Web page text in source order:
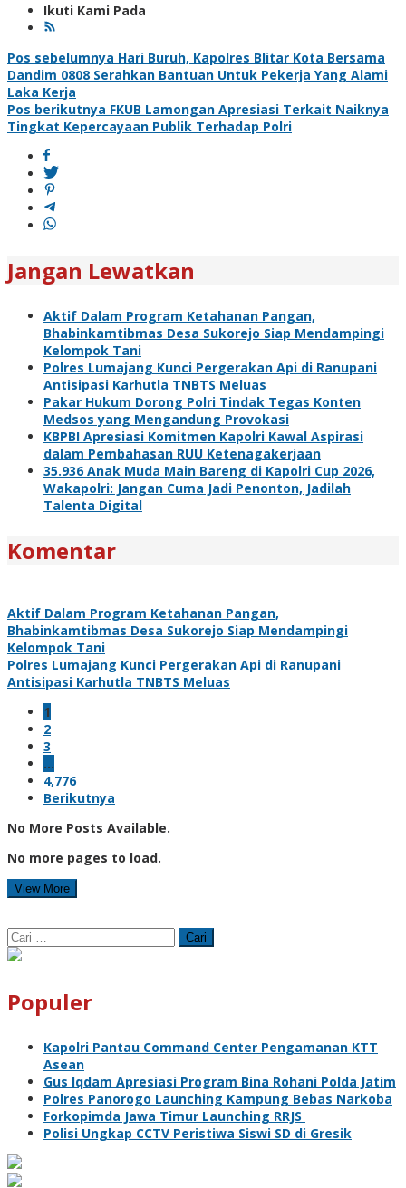
Ikuti Kami Pada
Navigasi
pos
Pos sebelumnya Hari Buruh, Kapolres Blitar Kota Bersama
Dandim 0808 Serahkan Bantuan Untuk Pekerja Yang Alami
Laka Kerja
Pos berikutnya FKUB Lamongan Apresiasi Terkait Naiknya
Tingkat Kepercayaan Publik Terhadap Polri
Jangan Lewatkan
Aktif Dalam Program Ketahanan Pangan,
Bhabinkamtibmas Desa Sukorejo Siap Mendampingi
Kelompok Tani
Polres Lumajang Kunci Pergerakan Api di Ranupani
Antisipasi Karhutla TNBTS Meluas
Pakar Hukum Dorong Polri Tindak Tegas Konten
Medsos yang Mengandung Provokasi
KBPBI Apresiasi Komitmen Kapolri Kawal Aspirasi
dalam Pembahasan RUU Ketenagakerjaan
35.936 Anak Muda Main Bareng di Kapolri Cup 2026,
Wakapolri: Jangan Cuma Jadi Penonton, Jadilah
Talenta Digital
Komentar
Aktif Dalam Program Ketahanan Pangan,
Bhabinkamtibmas Desa Sukorejo Siap Mendampingi
Kelompok Tani
Polres Lumajang Kunci Pergerakan Api di Ranupani
Antisipasi Karhutla TNBTS Meluas
1
2
3
…
4,776
Berikutnya
No More Posts Available.
No more pages to load.
View More
Cari
untuk:
Populer
Kapolri Pantau Command Center Pengamanan KTT
Asean
Gus Iqdam Apresiasi Program Bina Rohani Polda Jatim
Polres Panorogo Launching Kampung Bebas Narkoba
Forkopimda Jawa Timur Launching RRJS
Polisi Ungkap CCTV Peristiwa Siswi SD di Gresik